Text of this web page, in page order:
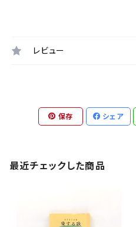
レビュー
保存 シェア
最近チェックした商品